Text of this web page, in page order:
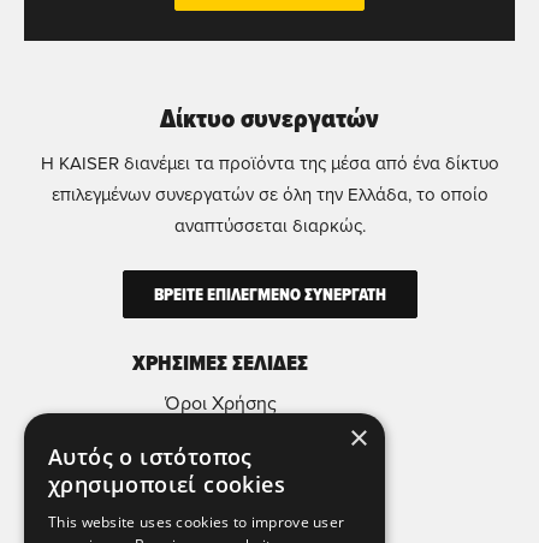
ΧΡΗΣΙΜΕΣ ΣΕΛΙΔΕΣ
Όροι Χρήσης
Πολιτική Απορρήτου & Προστασίας
Προσωπικών Δεδομένων
Πολιτική Μικροδεδομένων (Cookies)
Δίκτυο συνεργατών
Η KAISER διανέμει τα προϊόντα της μέσα από ένα δίκτυο
επιλεγμένων συνεργατών σε όλη την Ελλάδα, το οποίο
αναπτύσσεται διαρκώς.
ΒΡΕΙΤΕ ΕΠΙΛΕΓΜΕΝΟ ΣΥΝΕΡΓΑΤΗ
×
Αυτός ο ιστότοπος
χρησιμοποιεί cookies
This website uses cookies to improve user